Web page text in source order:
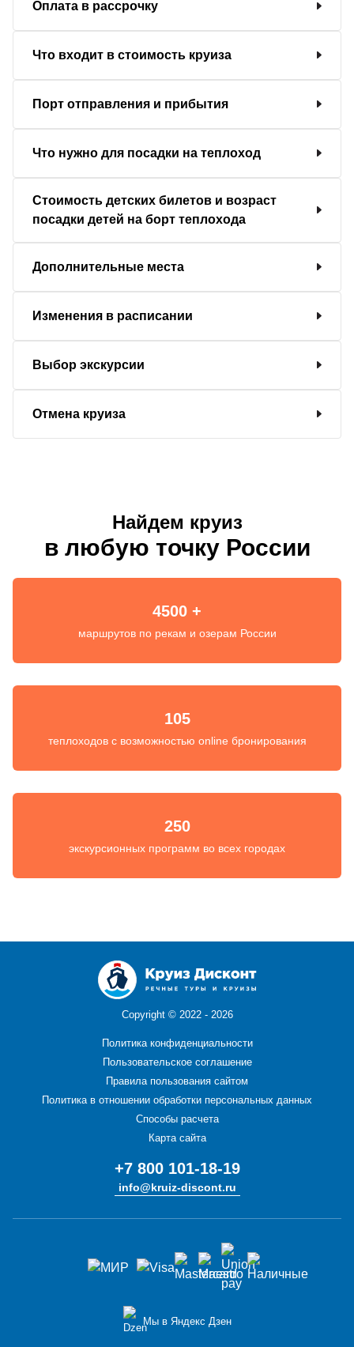
Оплата в рассрочку
Что входит в стоимость круиза
Порт отправления и прибытия
Что нужно для посадки на теплоход
Стоимость детских билетов и возраст
посадки детей на борт теплохода
Дополнительные места
Изменения в расписании
Выбор экскурсии
Отмена круиза
Найдем круиз
в любую точку России
4500 +
маршрутов по рекам и озерам России
105
теплоходов с возможностью online бронирования
250
экскурсионных программ во всех городах
Copyright © 2022 - 2026
Политика конфиденциальности
Пользовательское соглашение
Правила пользования сайтом
Политика в отношении обработки персональных данных
Способы расчета
Карта сайта
+7 800 101-18-19
info@kruiz-discont.ru
Мы в Яндекс Дзен